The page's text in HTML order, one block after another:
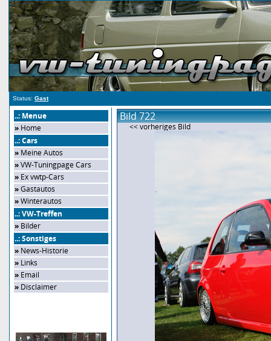
Status: Gast
..: Menue
» Home
..: Cars
» Meine Autos
»VW-Tuningpage Cars
» Ex vwtp-Cars
»Gastautos
»Winterautos
..: VW-Treffen
» Bilder
..: Sonstiges
» News-Historie
» Links
» Email
» Disclaimer
Bild 722
<< vorheriges Bild